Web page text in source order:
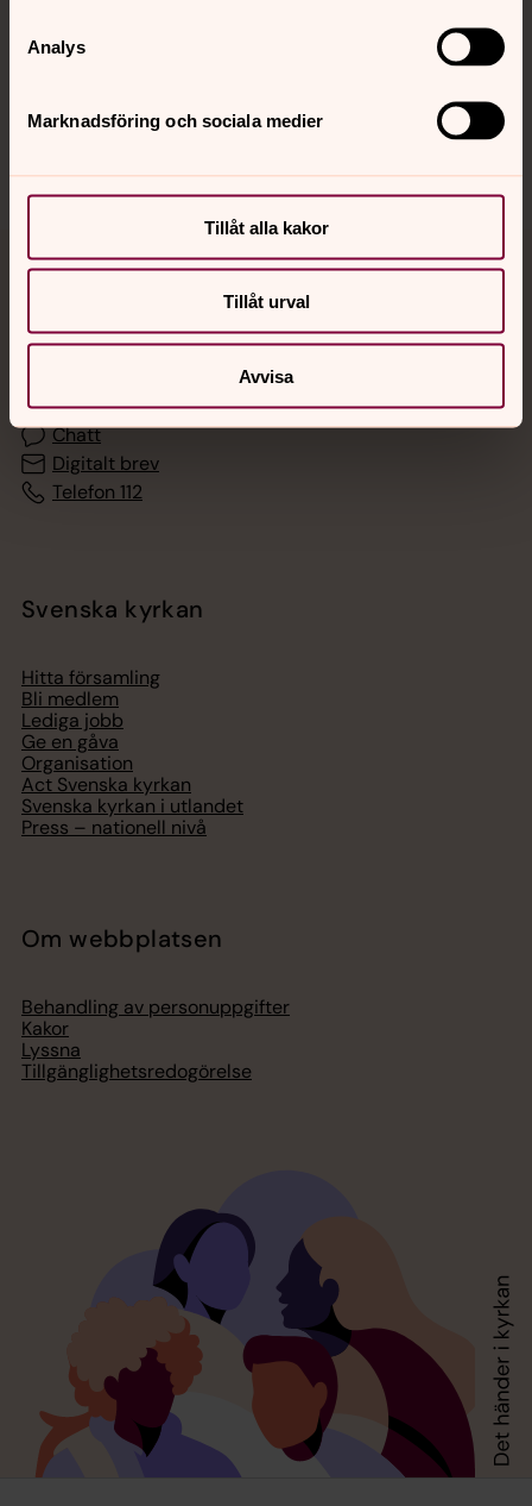
Analys
Marknadsföring och sociala medier
Tillåt alla kakor
Tillåt urval
Avvisa
Akut samtals- och krisstöd. Prata eller chatta anonymt
med en präst på kvällar och nätter.
Chatt
Digitalt brev
Telefon 112
Svenska kyrkan
Hitta församling
Bli medlem
Lediga jobb
Ge en gåva
Organisation
Act Svenska kyrkan
Svenska kyrkan i utlandet
Press – nationell nivå
Om webbplatsen
Behandling av personuppgifter
Kakor
Lyssna
Tillgänglighetsredogörelse